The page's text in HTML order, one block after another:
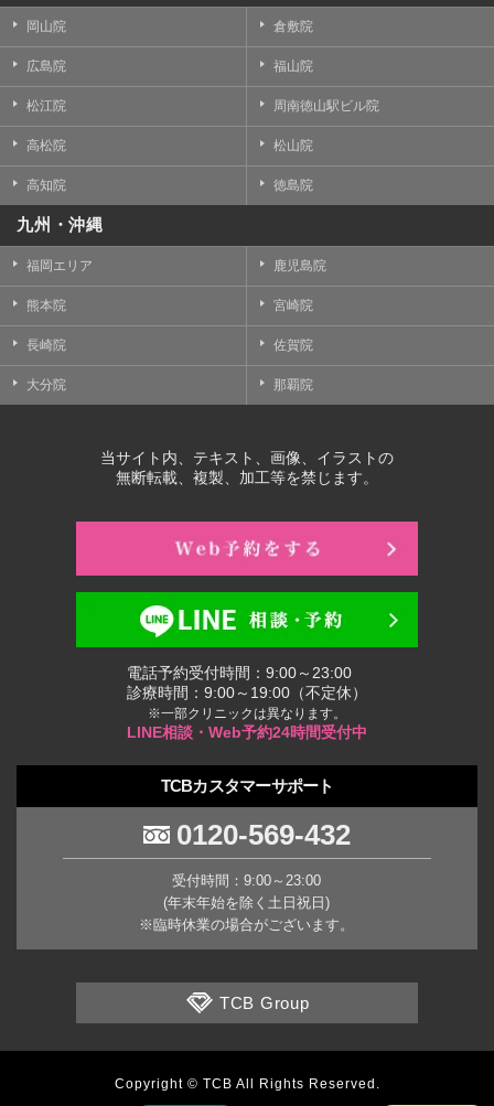
岡山院 倉敷院
広島院 福山院
松江院 周南徳山駅ビル院
高松院 松山院
高知院 徳島院
九州・沖縄
福岡エリア 鹿児島院
熊本院 宮崎院
長崎院 佐賀院
大分院 那覇院
当サイト内、テキスト、画像、イラストの
無断転載、複製、加工等を禁じます。
電話予約受付時間：9:00～23:00
診療時間：9:00～19:00（不定休）
※一部クリニックは異なります。
LINE相談・Web予約24時間受付中
TCBカスタマーサポート
0120-569-432
受付時間：9:00～23:00
(年末年始を除く土日祝日)
※臨時休業の場合がございます。
TCB Group
Copyright © TCB All Rights Reserved.